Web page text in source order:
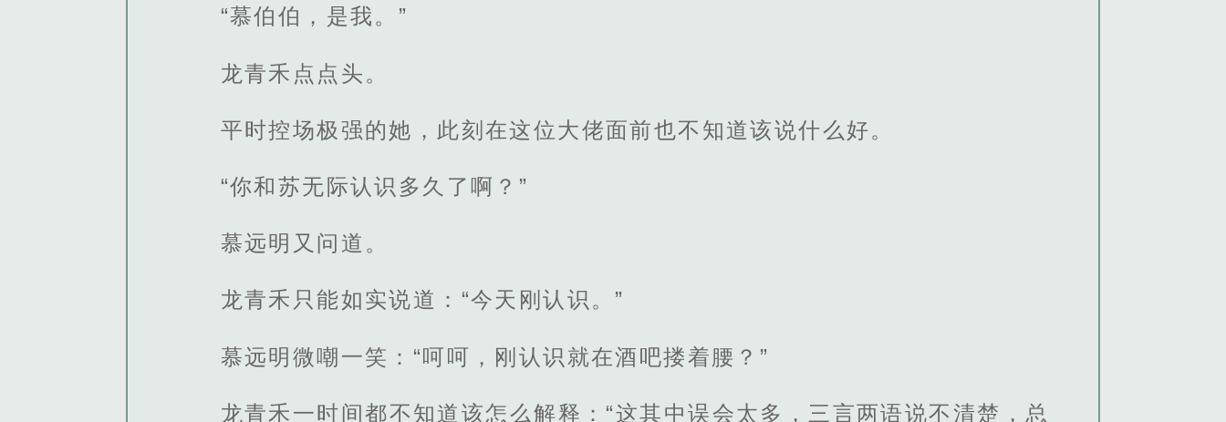
“慕伯伯，是我。”
龙青禾点点头。
平时控场极强的她，此刻在这位大佬面前也不知道该说什么好。
“你和苏无际认识多久了啊？”
慕远明又问道。
龙青禾只能如实说道：“今天刚认识。”
慕远明微嘲一笑：“呵呵，刚认识就在酒吧搂着腰？”
龙青禾一时间都不知道该怎么解释：“这其中误会太多，三言两语说不清楚，总